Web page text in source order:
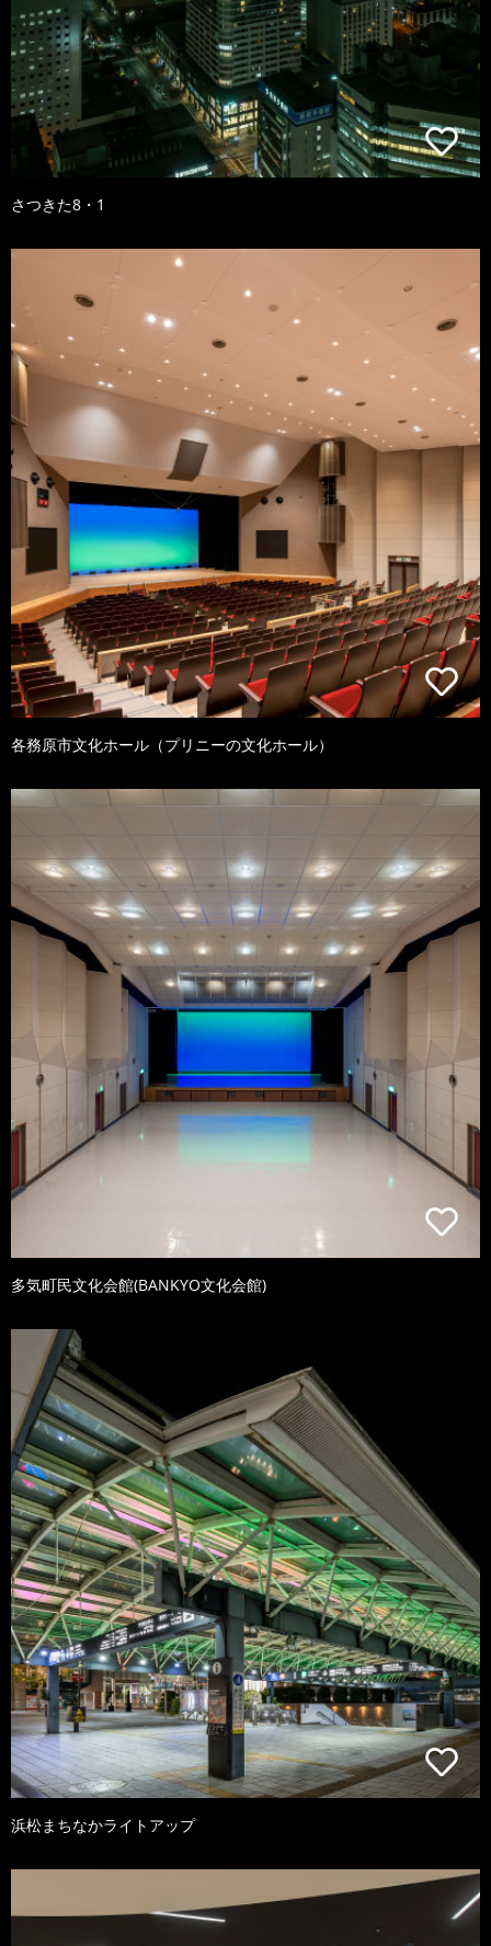
さつきた8・1
各務原市文化ホール（プリニーの文化ホール）
多気町民文化会館(BANKYO文化会館)
浜松まちなかライトアップ